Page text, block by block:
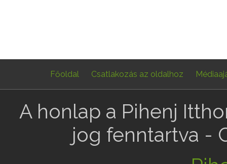
Főoldal Csatlakozás az oldalhoz
A honlap a Pihenj
jog fenntartva -